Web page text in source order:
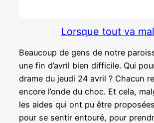
Lorsque tout va
Beaucoup de gens de notre
une fin d’avril bien difficile. Qui
drame du jeudi 24 avril ? Chacun
encore l’onde du choc. Et cela,
les aides qui ont pu être
pour se sentir entouré, pour